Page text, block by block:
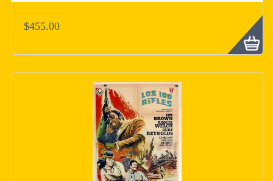
$455.00